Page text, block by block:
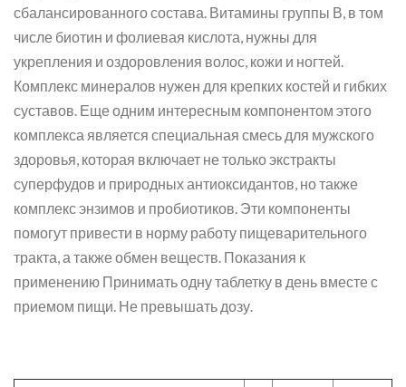
сбалансированного состава. Витамины группы В, в том
числе биотин и фолиевая кислота, нужны для
укрепления и оздоровления волос, кожи и ногтей.
Комплекс минералов нужен для крепких костей и гибких
суставов. Еще одним интересным компонентом этого
комплекса является специальная смесь для мужского
здоровья, которая включает не только экстракты
суперфудов и природных антиоксидантов, но также
комплекс энзимов и пробиотиков. Эти компоненты
помогут привести в норму работу пищеварительного
тракта, а также обмен веществ. Показания к
применению Принимать одну таблетку в день вместе с
приемом пищи. Не превышать дозу.